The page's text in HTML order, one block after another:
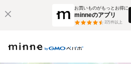
お買いものがもっとお得に
minneのアプリ
3万件以上